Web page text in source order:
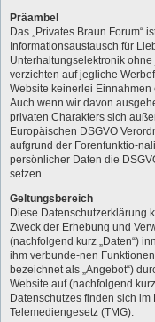
Präambel
Das „Privates Braun Forum“
Informationsaustausch für
Unterhaltungselektronik
verzichten auf jegliche
Website keinerlei Einnahmen
Auch wenn wir davon
privaten Charakters sich
Europäischen DSGVO
aufgrund der Forenfunktio-
persönlicher Daten die
setzen.
Geltungsbereich
Diese Datenschutzerklärung
Zweck der Erhebung und
(nachfolgend kurz „Daten“)
ihm verbunde-nen
bezeichnet als „Angebot“)
Website auf (nachfolgend
Datenschutzes finden sich
Telemediengesetz (TMG).